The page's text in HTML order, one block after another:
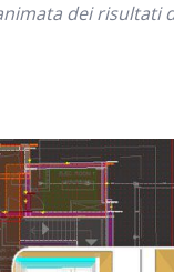
dei risultati